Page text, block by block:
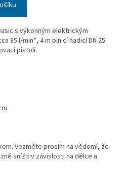
s výkonným elektrickým
85 l/min*, 4 m plnicí hadicí DN 25
pistolí.
Vezměte prosím na vědomí, že
snížit v závislosti na délce a